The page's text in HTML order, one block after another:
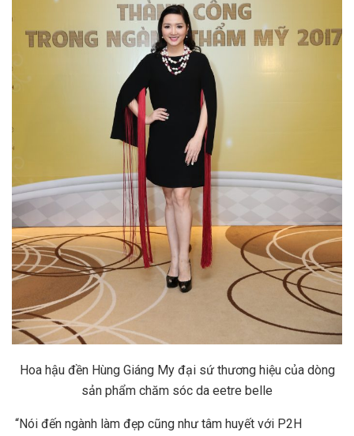
Hoa hậu đền Hùng Giáng My đại sứ thương hiệu của dòng
sản phẩm chăm sóc da eetre belle
“Nói đến ngành làm đẹp cũng như tâm huyết với P2H